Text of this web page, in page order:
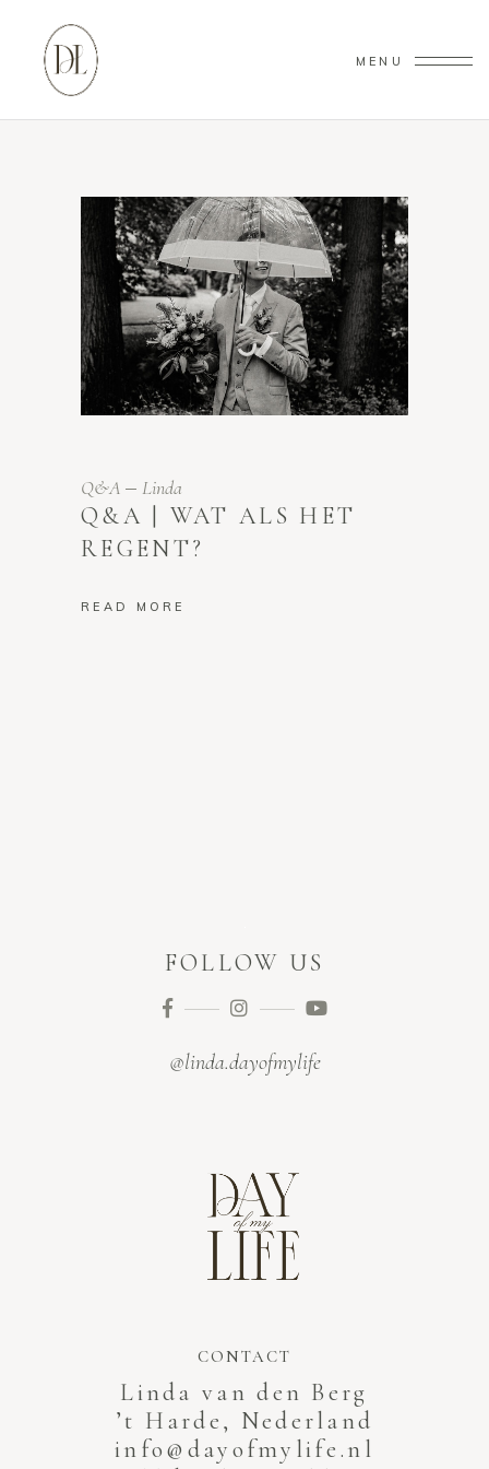
MENU
Q&A Linda
Q&A | WAT ALS HET
REGENT?
READ MORE
FOLLOW US
@linda.dayofmylife
CONTACT
Linda van den Berg
’t Harde, Nederland
info@dayofmylife.nl